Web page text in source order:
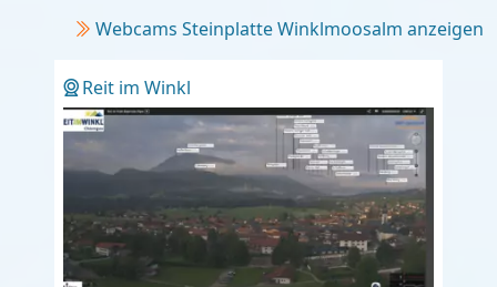
Webcams Steinplatte Winklmoosalm anzeigen
Reit im Winkl